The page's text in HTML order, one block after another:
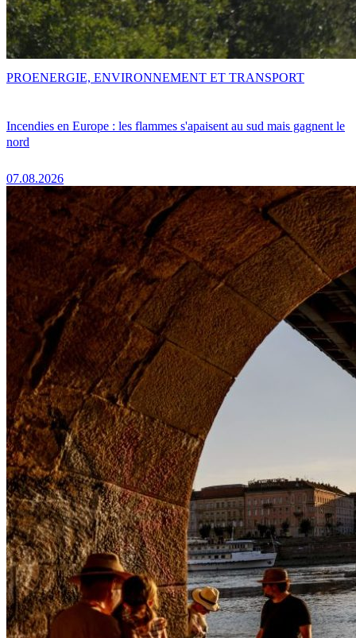
Incendies en Europe : les flammes s'apaisent au sud mais gagnent le
nord
07.08.2026
PROENERGIE, ENVIRONNEMENT ET TRANSPORT